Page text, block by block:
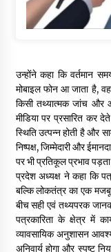
उन्होंने कहा कि वर्तमान
मोबाइल फोन आ जाता है,
किसी तथ्यात्मक जांच और
मीडिया पर प्रसारित कर
स्थिति उत्पन्न होती है और
निष्पक्ष, जिम्मेदारी और
पर भी प्रतिकूल प्रभाव
प्रदेश अध्यक्ष ने कहा कि
बल्कि लोकतंत्र का एक
बीच सही एवं तथ्यपरक
पत्रकारिता के क्षेत्र में
व्यावसायिक अनुशासन
अनिवार्य होगा और स्पष्ट